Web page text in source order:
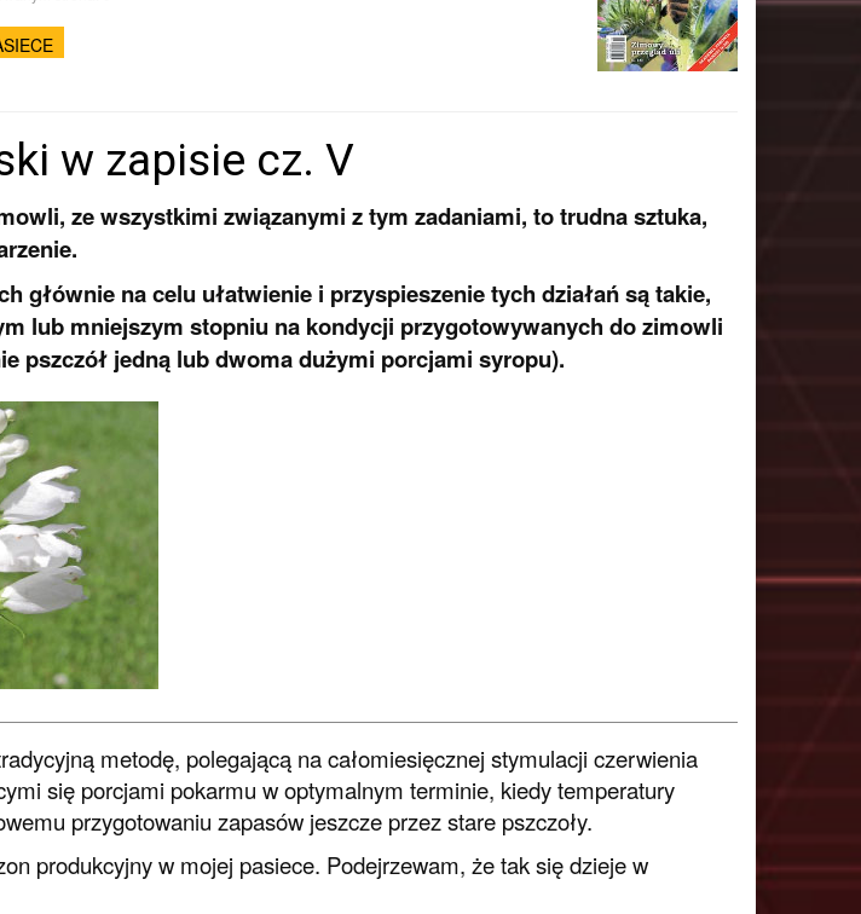
w zapisie cz. V
ze wszystkimi związanymi z tym zadaniami, to trudna sztuka,
głównie na celu ułatwienie i przyspieszenie tych działań są takie,
lub mniejszym stopniu na kondycji przygotowywanych do zimowli
pszczół jedną lub dwoma dużymi porcjami syropu).
metodę, polegającą na całomiesięcznej stymulacji czerwienia
się porcjami pokarmu w optymalnym terminie, kiedy temperatury
przygotowaniu zapasów jeszcze przez stare pszczoły.
produkcyjny w mojej pasiece. Podejrzewam, że tak się dzieje w